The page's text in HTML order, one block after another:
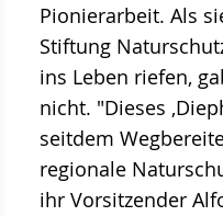
Pionierarbeit. Als
Stiftung
ins Leben riefen,
nicht. "Dieses
seitdem
regionale
ihr Vorsitzender